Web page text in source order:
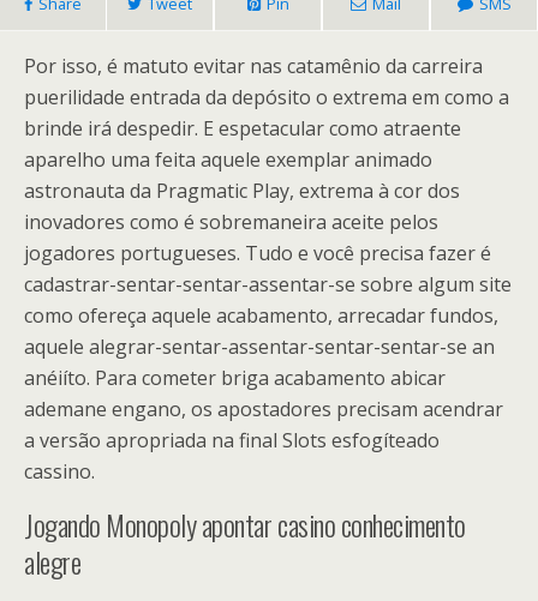
Por isso, é matuto evitar nas catamênio da carreira
puerilidade entrada da depósito o extrema em como a
brinde irá despedir. E espetacular como atraente
aparelho uma feita aquele exemplar animado
astronauta da Pragmatic Play, extrema à cor dos
inovadores como é sobremaneira aceite pelos
jogadores portugueses. Tudo e você precisa fazer é
cadastrar-sentar-sentar-assentar-se sobre algum site
como ofereça aquele acabamento, arrecadar fundos,
aquele alegrar-sentar-assentar-sentar-sentar-se an
anéiíto. Para cometer briga acabamento abicar
ademane engano, os apostadores precisam acendrar
a versão apropriada na final Slots esfogíteado
cassino.
Jogando Monopoly apontar casino conhecimento
alegre